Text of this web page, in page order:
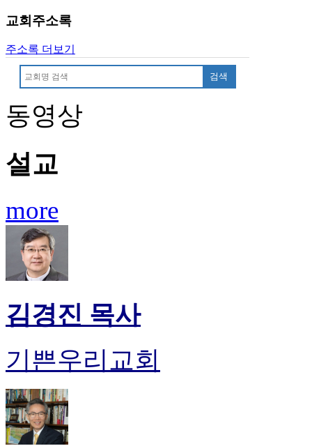
아
후
기
미
후
기
대
후
기
아
센
끼
프
진
기
미
진
약
국
미
교회주소록
주소록 더보기
검색
동영상
설교
more
김경진 목사
기쁜우리교회